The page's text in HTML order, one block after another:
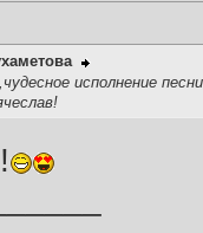
исполнение